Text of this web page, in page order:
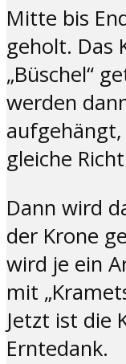
Mitte bis
geholt. Das
„Büschel“
werden
aufgehängt,
gleiche
Dann wird
der Krone
wird je ein
mit
Jetzt ist die
Erntedank.